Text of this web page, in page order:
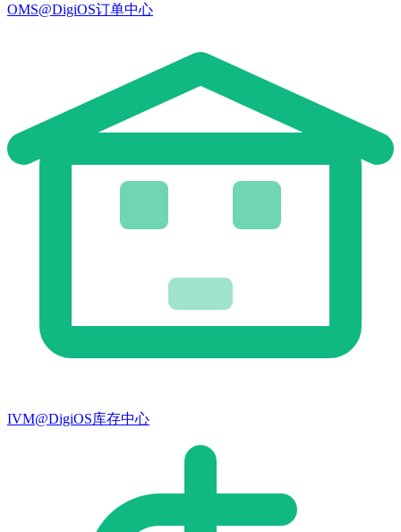
OMS@DigiOS订单中心
IVM@DigiOS库存中心